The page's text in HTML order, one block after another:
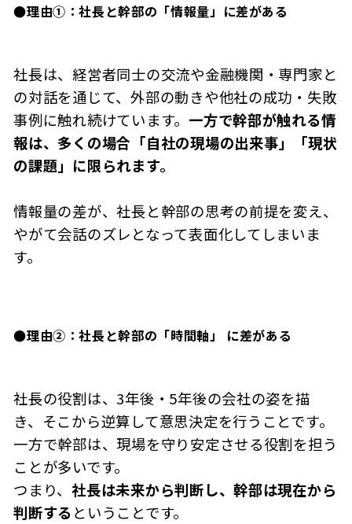
●理由①：社長と幹部の「情報量」に差がある
社長は、経営者同士の交流や金融機関・専門家と
の対話を通じて、外部の動きや他社の成功・失敗
事例に触れ続けています。 一方で幹部が触れる情
報は、多くの場合「自社の現場の出来事」「現状
の課題」に限られます。
情報量の差が、社長と幹部の思考の前提を変え、
やがて会話のズレとなって表面化してしまいま
す。
●理由②：社長と幹部の「時間軸」 に差がある
社長の役割は、3年後・5年後の会社の姿を描
き、そこから逆算して意思決定を行うことです。
一方で幹部は、現場を守り安定させる役割を担う
ことが多いです。
つまり、社長は未来から判断し、幹部は現在から
判断する ということです。